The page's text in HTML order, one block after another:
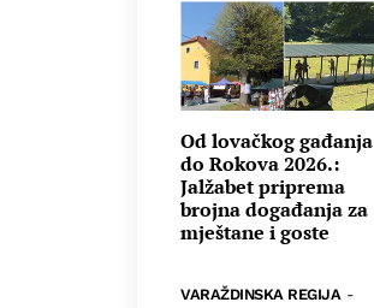
Od lovačkog gađanja
do Rokova 2026.:
Jalžabet priprema
brojna događanja za
mještane i goste
VARAŽDINSKA REGIJA -